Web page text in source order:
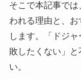
そこで本記事で
われる理由と、
します。「ドジ
敗したくない」
い。